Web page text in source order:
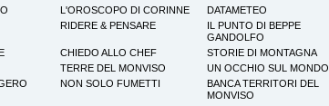
L'OROSCOPO DI CORINNE
DATAMETEO
RIDERE & PENSARE
IL PUNTO DI BEPPE
GANDOLFO
CHIEDO ALLO CHEF
STORIE DI MONTAGNA
TERRE DEL MONVISO
UN OCCHIO SUL MONDO
NON SOLO FUMETTI
BANCA TERRITORI DEL
MONVISO